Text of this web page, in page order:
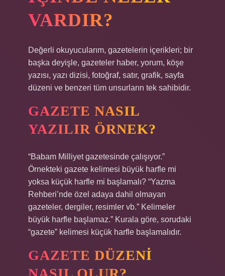
VARDIR?
Değerli okuyucularım, gazetelerin içerikleri; bir
başka deyişle, gazeteler haber, yorum, köşe
yazısı, yazı dizisi, fotoğraf, satır, grafik, sayfa
düzeni ve benzeri tüm unsurların tek sahibidir.
GAZETE NASIL
YAZILIR ÖRNEK?
“Babam Milliyet gazetesinde çalışıyor.”
Örnekteki gazete kelimesi büyük harfle mi
yoksa küçük harfle mi başlamalı? “Yazma
Rehberi’nde özel adaya dahil olmayan
gazeteler, dergiler, resimler vb.” Kelimeler
büyük harfle başlamaz.” Kurala göre, sorudaki
“gazete” kelimesi küçük harfle başlamalıdır.
GAZETE DÜZENI